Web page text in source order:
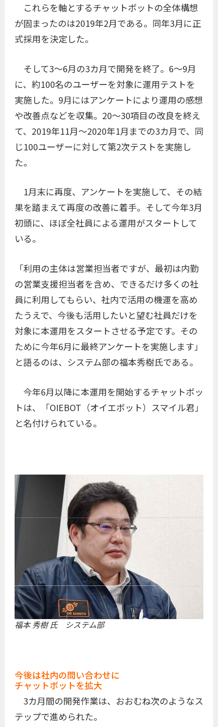
これらを軸とするチャットボットの全体構想
が固まったのは2019年2月である。同年3月に正
式採用を決定した。
そして3〜6月の3カ月で開発を終了。6〜9月
に、約100名のユーザーを対象に運用テストを
実施した。9月にはアンケートにより運用の感想
や改善点などを収集。20〜30項目の改良を終え
て、2019年11月〜2020年1月までの3カ月で、同
じ100ユーザーに対して第2次テストを実施し
た。
1月末に再度、アンケートを実施して、その結
果を踏まえて再度の改善に着手。そして今年3月
初頭に、ほぼ全社員による運用がスタートして
いる。
「利用の主体は営業担当者ですが、最初は内勤
の営業支援担当者を含め、できるだけ多くの社
員に利用してもらい、社内で活用の機運を高め
たうえで、今後も活用したいと望む社員だけを
対象に本運用をスタートさせる予定です。その
ために今年6月に最終アンケートを実施します」
と語るのは、システム部の福本秀樹氏である。
今年6月以降に本運用を開始するチャットボッ
トは、「OIEBOT（オイエボット）スマイル君」
と名付けられている。
福本 秀樹 氏 システム部
今後は社内の問い合わせに
チャットボットを拡大
3カ月間の開発作業は、おおむね次のようなス
テップで進められた。